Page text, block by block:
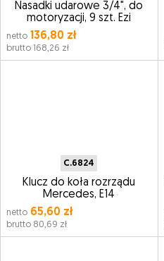
Nasadki udarowe 3/4", do
motoryzacji, 9 szt. Ezi
netto 136,80 zł
brutto 168,26 zł
C.6824
Klucz do koła rozrządu
Mercedes, E14
netto 65,60 zł
brutto 80,69 zł